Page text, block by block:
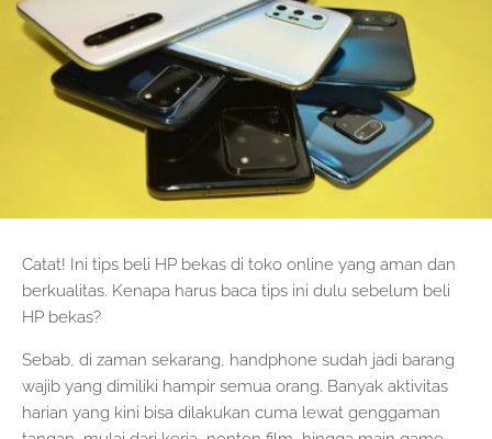
Catat! Ini tips beli HP bekas di toko online yang aman dan
berkualitas. Kenapa harus baca tips ini dulu sebelum beli
HP bekas?
Sebab, di zaman sekarang, handphone sudah jadi barang
wajib yang dimiliki hampir semua orang. Banyak aktivitas
harian yang kini bisa dilakukan cuma lewat genggaman